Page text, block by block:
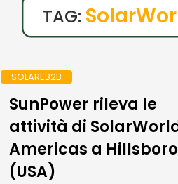
TAG:
SOLAREB2B
SunPower rileva le
attività di
Americas a Hillsboro
(USA)